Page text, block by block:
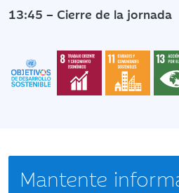
13:45 – Cierre de la jornada
Mantente